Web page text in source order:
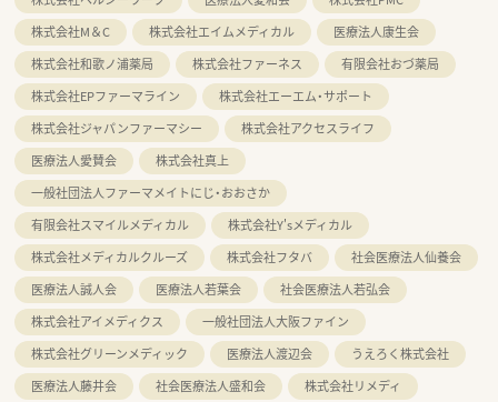
株式会社M＆C
株式会社エイムメディカル
医療法人康生会
株式会社和歌ノ浦薬局
株式会社ファーネス
有限会社おづ薬局
株式会社EPファーマライン
株式会社エーエム・サポート
株式会社ジャパンファーマシー
株式会社アクセスライフ
医療法人愛賛会
株式会社真上
一般社団法人ファーマメイトにじ・おおさか
有限会社スマイルメディカル
株式会社Y'sメディカル
株式会社メディカルクルーズ
株式会社フタバ
社会医療法人仙養会
医療法人誠人会
医療法人若葉会
社会医療法人若弘会
株式会社アイメディクス
一般社団法人大阪ファイン
株式会社グリーンメディック
医療法人渡辺会
うえろく株式会社
医療法人藤井会
社会医療法人盛和会
株式会社リメディ